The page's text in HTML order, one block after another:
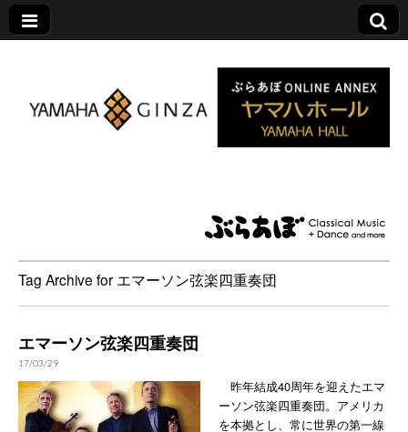
ヤマハホール|ぶら
あぼ特設サイト
Tag Archive for エマーソン弦楽四重奏団
エマーソン弦楽四重奏団
17/03/29
昨年結成40周年を迎えたエマ
ーソン弦楽四重奏団。アメリカ
を本拠とし、常に世界の第一線